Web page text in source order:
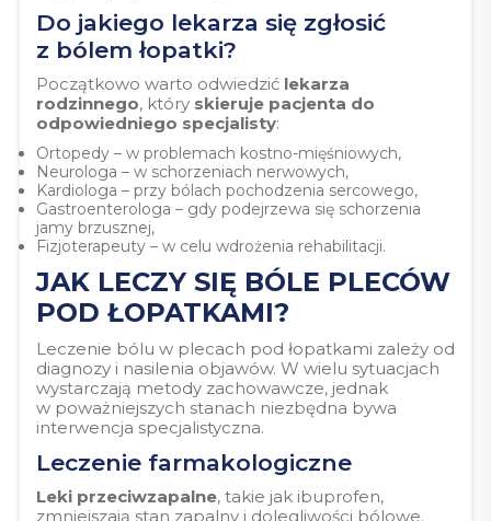
Do jakiego lekarza się zgłosić
z bólem łopatki?
Początkowo warto odwiedzić lekarza
rodzinnego, który skieruje pacjenta do
odpowiedniego specjalisty:
Ortopedy – w problemach kostno-mięśniowych,
Neurologa – w schorzeniach nerwowych,
Kardiologa – przy bólach pochodzenia sercowego,
Gastroenterologa – gdy podejrzewa się schorzenia
jamy brzusznej,
Fizjoterapeuty – w celu wdrożenia rehabilitacji.
JAK LECZY SIĘ BÓLE PLECÓW
POD ŁOPATKAMI?
Leczenie bólu w plecach pod łopatkami zależy od
diagnozy i nasilenia objawów. W wielu sytuacjach
wystarczają metody zachowawcze, jednak
w poważniejszych stanach niezbędna bywa
interwencja specjalistyczna.
Leczenie farmakologiczne
Leki przeciwzapalne, takie jak ibuprofen,
zmniejszają stan zapalny i dolegliwości bólowe.